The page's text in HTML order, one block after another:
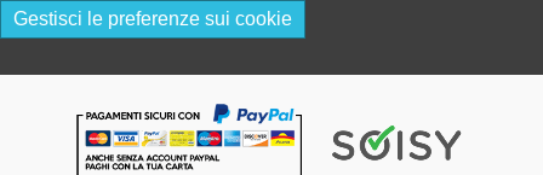
Gestisci le preferenze sui cookie